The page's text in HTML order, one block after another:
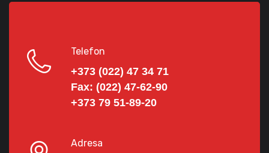
Telefon
+373 (022) 47 34 71
Fax: (022) 47-62-90
+373 79 51-89-20
Adresa